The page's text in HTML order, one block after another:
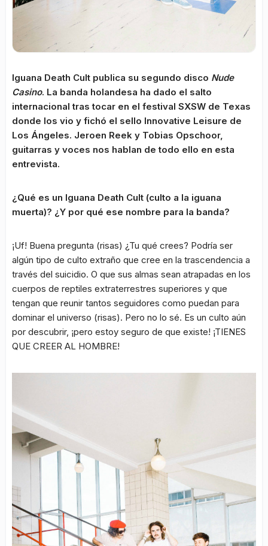
Iguana Death Cult publica su segundo disco Nude
Casino. La banda holandesa ha dado el salto
internacional tras tocar en el festival SXSW de Texas
donde los vio y fichó el sello Innovative Leisure de
Los Ángeles. Jeroen Reek y Tobias Opschoor,
guitarras y voces nos hablan de todo ello en esta
entrevista.
¿Qué es un Iguana Death Cult (culto a la iguana
muerta)? ¿Y por qué ese nombre para la banda?
¡Uf! Buena pregunta (risas) ¿Tu qué crees? Podría ser
algún tipo de culto extraño que cree en la trascendencia a
través del suicidio. O que sus almas sean atrapadas en los
cuerpos de reptiles extraterrestres superiores y que
tengan que reunir tantos seguidores como puedan para
dominar el universo (risas). Pero no lo sé. Es un culto aún
por descubrir, ¡pero estoy seguro de que existe! ¡TIENES
QUE CREER AL HOMBRE!